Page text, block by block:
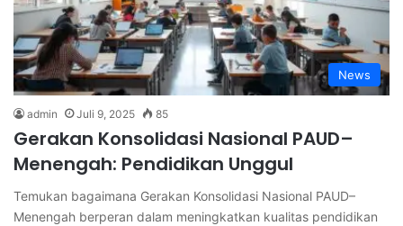
News
admin Juli 9, 2025 85
Gerakan Konsolidasi Nasional PAUD–
Menengah: Pendidikan Unggul
Temukan bagaimana Gerakan Konsolidasi Nasional PAUD–
Menengah berperan dalam meningkatkan kualitas pendidikan